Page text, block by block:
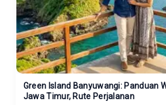
Green Island Banyuwangi: Panduan
Jawa Timur, Rute Perjalanan